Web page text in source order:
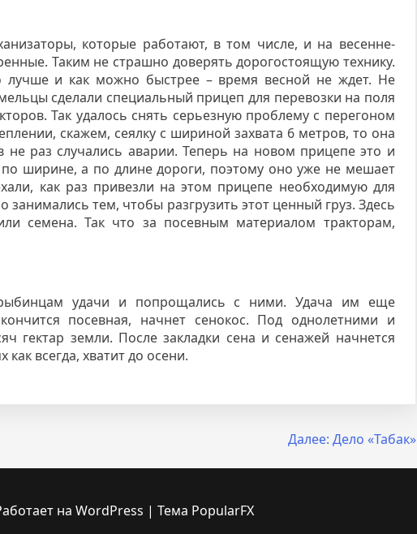
которые работают, в том числе, и на весенне-
Таким не страшно доверять дорогостоящую технику.
лучше и как можно быстрее – время весной не ждет. Не
сделали специальный прицеп для перевозки на поля
Так удалось снять серьезную проблему с перегоном
скажем, сеялку с шириной захвата 6 метров, то она
не раз случались аварии. Теперь на новом прицепе это и
ширине, а по длине дороги, поэтому оно уже не мешает
как раз привезли на этом прицепе необходимую для
занимались тем, чтобы разгрузить этот ценный груз. Здесь
семена. Так что за посевным материалом тракторам,
удачи и попрощались с ними. Удача им еще
посевная, начнет сенокос. Под однолетними и
гектар земли. После закладки сена и сенажей начнется
всегда, хватит до осени.
Далее: Дело «Табак»
на WordPress | Тема PopularFX